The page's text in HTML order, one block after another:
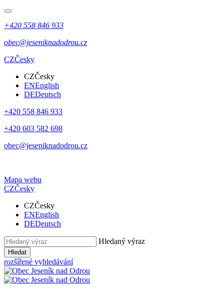
+420 558 846 933
obec@jeseniknadodrou.cz
CZČesky
CZČesky
ENEnglish
DEDeutsch
+420 558 846 933
+420 603 582 698
obec@jeseniknadodrou.cz
Mapa webu
CZČesky
CZČesky
ENEnglish
DEDeutsch
Hledaný výraz
Hledat
rozšířené vyhledávání